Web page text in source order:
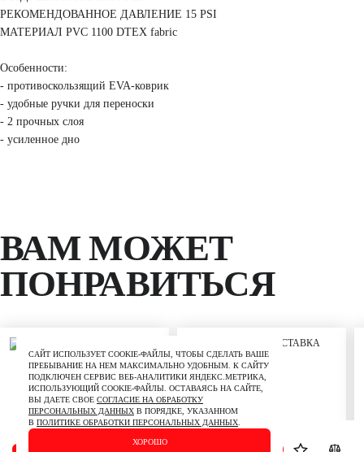
РЕКОМЕНДОВАННОЕ ДАВЛЕНИЕ 15 PSI
МАТЕРИАЛ PVC 1100 DTEX fabric
Особенности:
- противоскользящий EVA-коврик
- удобные ручки для переноски
- 2 прочных слоя
- усиленное дно
ВАМ МОЖЕТ
ПОНРАВИТЬСЯ
САЙТ ИСПОЛЬЗУЕТ COOKIE-ФАЙЛЫ, ЧТОБЫ СДЕЛАТЬ ВАШЕ
ПРЕБЫВАНИЕ НА НЕМ МАКСИМАЛЬНО УДОБНЫМ. К САЙТУ
ПОДКЛЮЧЕН СЕРВИС ВЕБ-АНАЛИТИКИ ЯНДЕКС.МЕТРИКА,
ИСПОЛЬЗУЮЩИЙ СOOKIE-ФАЙЛЫ. ОСТАВАЯСЬ НА САЙТЕ,
ВЫ ДАЕТЕ СВОЕ СОГЛАСИЕ НА ОБРАБОТКУ
ПЕРСОНАЛЬНЫХ ДАННЫХ В ПОРЯДКЕ, УКАЗАННОМ
В ПОЛИТИКЕ ОБРАБОТКИ ПЕРСОНАЛЬНЫХ ДАННЫХ
ХОРОШО